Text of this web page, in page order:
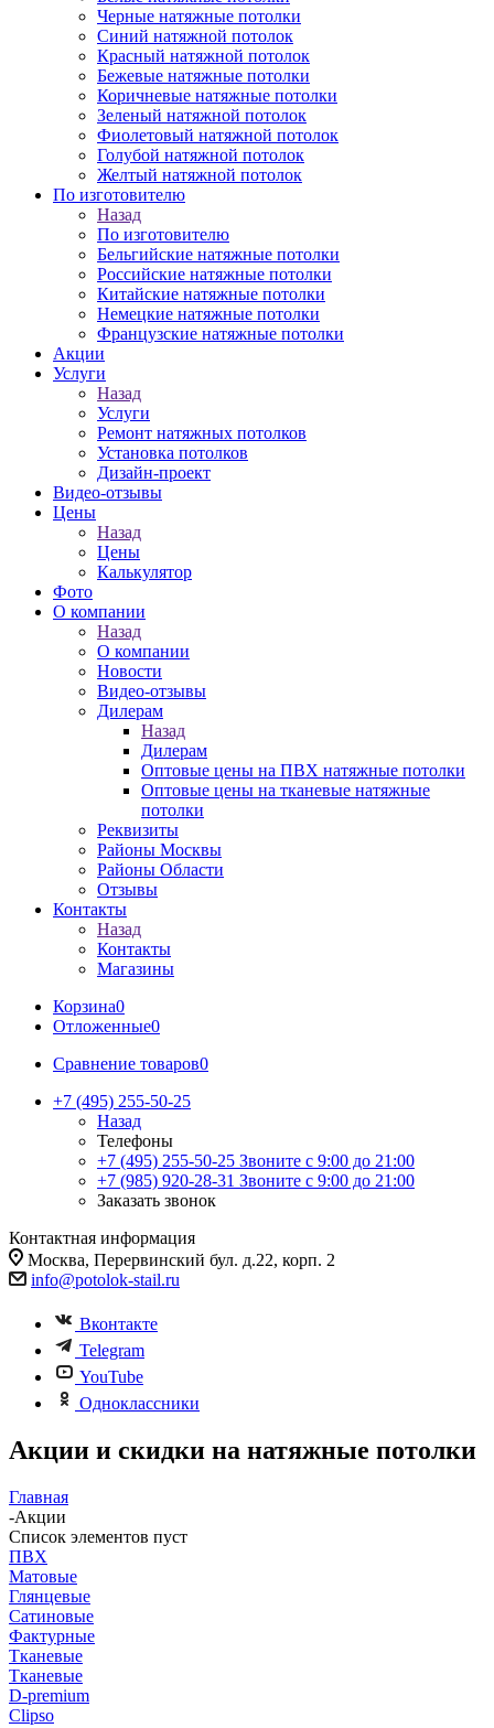
Черные натяжные потолки
Синий натяжной потолок
Красный натяжной потолок
Бежевые натяжные потолки
Коричневые натяжные потолки
Зеленый натяжной потолок
Фиолетовый натяжной потолок
Голубой натяжной потолок
Желтый натяжной потолок
По изготовителю
Назад
По изготовителю
Бельгийские натяжные потолки
Российские натяжные потолки
Китайские натяжные потолки
Немецкие натяжные потолки
Французские натяжные потолки
Акции
Услуги
Назад
Услуги
Ремонт натяжных потолков
Установка потолков
Дизайн-проект
Видео-отзывы
Цены
Назад
Цены
Калькулятор
Фото
О компании
Назад
О компании
Новости
Видео-отзывы
Дилерам
Назад
Дилерам
Оптовые цены на ПВХ натяжные потолки
Оптовые цены на тканевые натяжные
потолки
Реквизиты
Районы Москвы
Районы Области
Отзывы
Контакты
Назад
Контакты
Магазины
Корзина0
Отложенные0
Сравнение товаров0
+7 (495) 255-50-25
Назад
Телефоны
+7 (495) 255-50-25 Звоните с 9:00 до 21:00
+7 (985) 920-28-31 Звоните с 9:00 до 21:00
Заказать звонок
Контактная информация
Москва, Перервинский бул. д.22, корп. 2
info@potolok-stail.ru
Вконтакте
Telegram
YouTube
Одноклассники
Акции и скидки на натяжные потолки
Главная
-Акции
Список элементов пуст
ПВХ
Матовые
Глянцевые
Сатиновые
Фактурные
Тканевые
Тканевые
D-premium
Clipso